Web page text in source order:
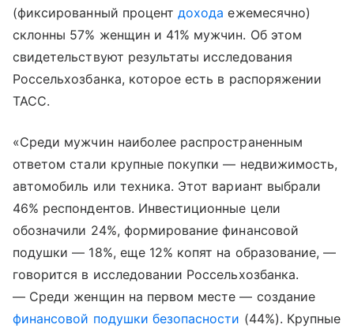
(фиксированный процентдохода ежемесячно)
склонны 57% женщин и 41% мужчин. Об этом
свидетельствуют результаты исследования
Россельхозбанка, которое есть в распоряжении
ТАСС.
«Среди мужчин наиболее распространенным
ответом стали крупные покупки — недвижимость,
автомобиль или техника. Этот вариант выбрали
46% респондентов. Инвестиционные цели
обозначили 24%, формирование финансовой
подушки — 18%, еще 12% копят на образование, —
говорится в исследовании Россельхозбанка.
— Среди женщин на первом месте — создание
финансовой подушки безопасности (44%). Крупные